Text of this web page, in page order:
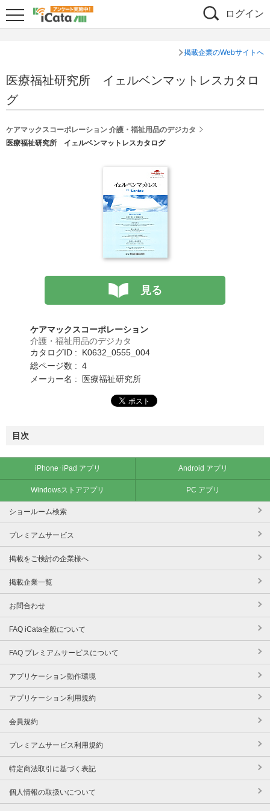
ログイン
掲載企業のWebサイトへ
医療福祉研究所 イェルベンマットレスカタロ
グ
ケアマックスコーポレーション 介護・福祉用品のデジカタ
医療福祉研究所 イェルベンマットレスカタログ
見る
ケアマックスコーポレーション
介護・福祉用品のデジカタ
カタログID : K0632_0555_004
総ページ数 : 4
メーカー名 : 医療福祉研究所
目次
iPhone･iPad アプリ Android アプリ
Windowsストアアプリ PC アプリ
ショールーム検索
プレミアムサービス
掲載をご検討の企業様へ
掲載企業一覧
お問合わせ
FAQ iCata全般について
FAQ プレミアムサービスについて
アプリケーション動作環境
アプリケーション利用規約
会員規約
プレミアムサービス利用規約
特定商法取引に基づく表記
個人情報の取扱いについて